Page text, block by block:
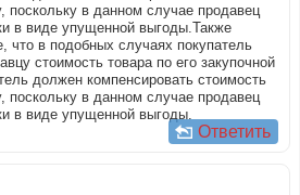
поскольку в данном случае продавец
в виде упущенной выгоды.Также
что в подобных случаях покупатель
стоимость товара по его закупочной
должен компенсировать стоимость
поскольку в данном случае продавец
в виде упущенной выгоды.
Ответить